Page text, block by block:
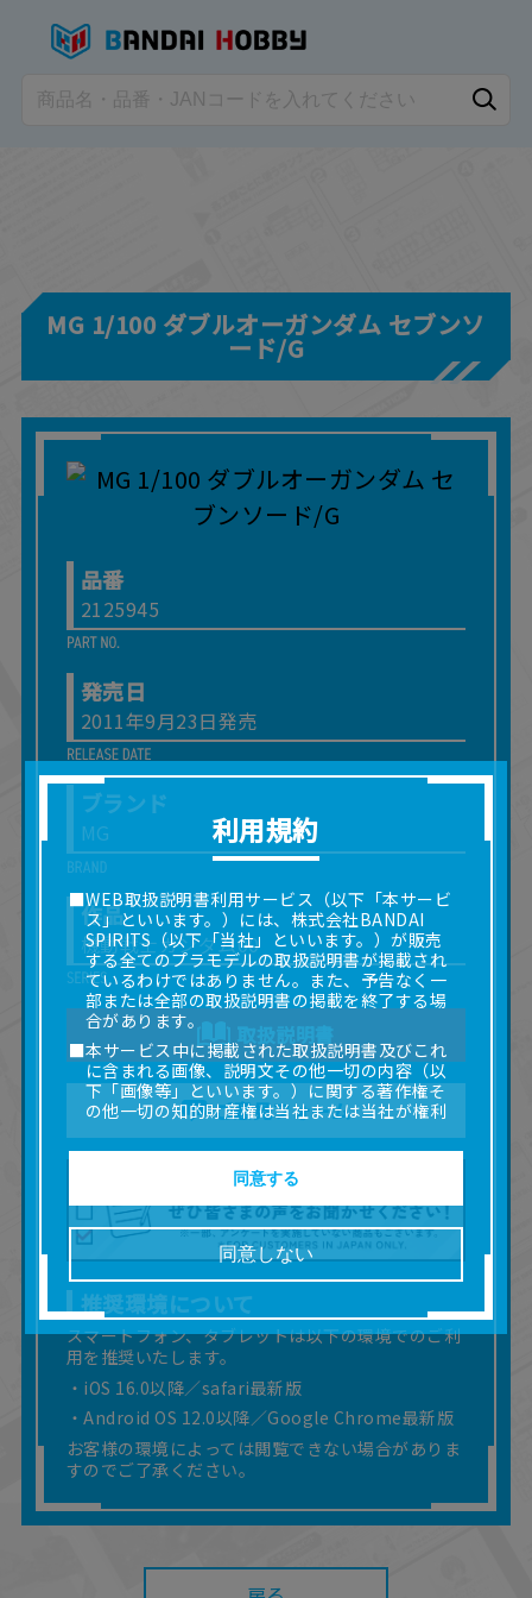
MG 1/100 ダブルオーガンダム セブンソ
ード/G
品番
2125945
発売日
2011年9月23日発売
ブランド
MG
作品
機動戦士ガンダム00
取扱説明書
ご意見フォーム
推奨環境について
スマートフォン、タブレットは以下の環境でのご利
用を推奨いたします。
・iOS 16.0以降／safari最新版
・Android OS 12.0以降／Google Chrome最新版
お客様の環境によっては閲覧できない場合がありま
すのでご了承ください。
利用規約
■WEB取扱説明書利用サービス（以下「本サービ
ス」といいます。）には、株式会社BANDAI
SPIRITS（以下「当社」といいます。）が販売
する全てのプラモデルの取扱説明書が掲載され
ているわけではありません。また、予告なく一
部または全部の取扱説明書の掲載を終了する場
合があります。
■本サービス中に掲載された取扱説明書及びこれ
に含まれる画像、説明文その他一切の内容（以
下「画像等」といいます。）に関する著作権そ
の他一切の知的財産権は当社または当社が権利
■取扱説明書及び画像等の一部または全部を私的
使用（本サービス内の意見投稿の目的での画像
等の利用を含みます。）を超えて使用（複製、
複写、改変、掲示、頒布、配信、販売、出版等
を含むがこれに限りません。）することは禁止
いたします。
■掲載している取扱説明書は、お客様が購入され
た商品に同梱されたものと異なる場合がありま
す。
■対象商品仕様の変更などにより、取扱説明書の
内容は予告なく変更される場合があります。
■当社は、取扱説明書の正確性確保に努めており
ますが、取扱説明書の完全性を保証するもので
はありません。
■お客様のご利用環境によっては、本サービスを
ご利用いただけない場合があります。
■本サービスを利用したこと、または利用できな
たとしても、当社は何らの責任を負いません。
また、本サイトを利用したことによって、利用
同意しない
同意する